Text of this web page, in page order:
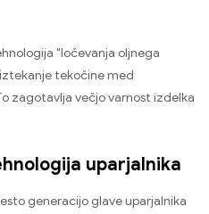
"ločevanja oljnega
tekočine med
zagotavlja večjo varnost izdelka
uparjalnika
generacijo glave uparjalnika